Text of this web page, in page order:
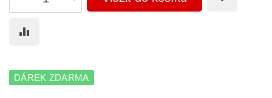
DÁREK ZDARMA